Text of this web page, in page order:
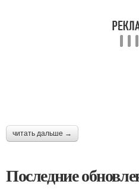
читать дальше →
Последние